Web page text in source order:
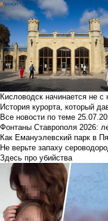
Кисловодск начинается не
История курорта, который
Все новости по теме
Фонтаны Ставрополя 2026:
Как Емануэлевский парк в
Не верьте запаху
Здесь про убийства